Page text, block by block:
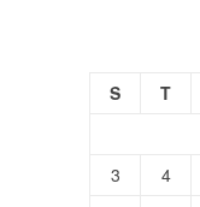
S
T
3
4